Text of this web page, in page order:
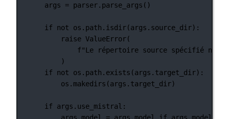
args = parser.parse_args()
if not os.path.isdir(args.source_dir):
raise ValueError(
f"Le répertoire source spécifié
)
if
not os.path.exists(args.target_dir):
os.makedirs(args.target_dir)
if args.use_mistral:
args.model = args.model if args.model